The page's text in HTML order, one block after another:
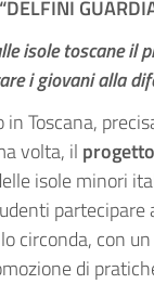
“DELFINI
isole toscane il
i giovani alla
in Toscana,
volta, il
isole minori
partecipare
circonda, con
di